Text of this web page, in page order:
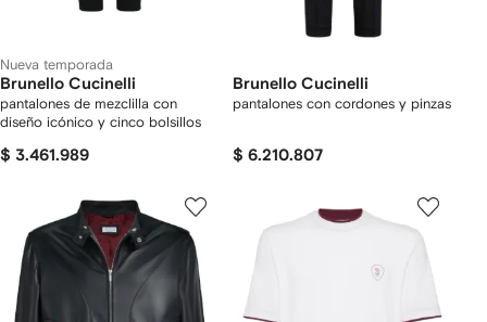
Nueva temporada
Brunello Cucinelli
pantalones de mezclilla con
diseño icónico y cinco bolsillos
$ 3.461.989
Brunello Cucinelli
pantalones con cordones y pinzas
$ 6.210.807